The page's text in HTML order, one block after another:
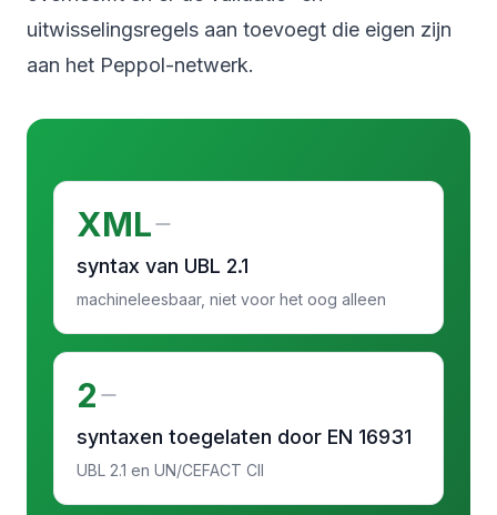
uitwisselingsregels aan toevoegt die eigen zijn
aan het Peppol-netwerk.
XML
syntax van UBL 2.1
machineleesbaar, niet voor het oog alleen
2
syntaxen toegelaten door EN 16931
UBL 2.1 en UN/CEFACT CII